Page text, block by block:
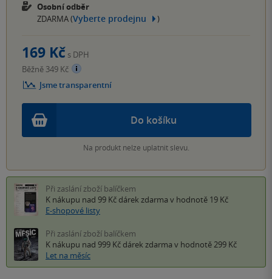
Osobní odběr
ZDARMA (Vyberte prodejnu )
Do košíku
Na produkt nelze uplatnit slevu.
169 Kč s DPH
Běžně 349 Kč
Jsme transparentní
Při zaslání zboží balíčkem
K nákupu nad 99 Kč dárek zdarma v hodnotě 19 Kč
E-shopové listy
Při zaslání zboží balíčkem
K nákupu nad 999 Kč dárek zdarma v hodnotě 299 Kč
Let na měsíc